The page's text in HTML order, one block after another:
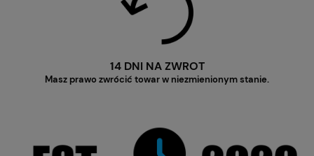
14 DNI NA ZWROT
Masz prawo zwrócić towar w niezmienionym stanie.